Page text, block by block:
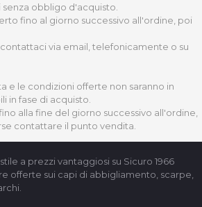
obbligo d'acquisto.
fino al giorno successivo all'ordine, poi
via email, telefonicamente o su
e le condizioni offerte non saranno in
in fase di acquisto.
alla fine del giorno successivo all'ordine,
contattare il punto vendita.
a prezzi vantaggiosi su Sicuro 1966
offerte sui capi di abbigliamento, scarpe,